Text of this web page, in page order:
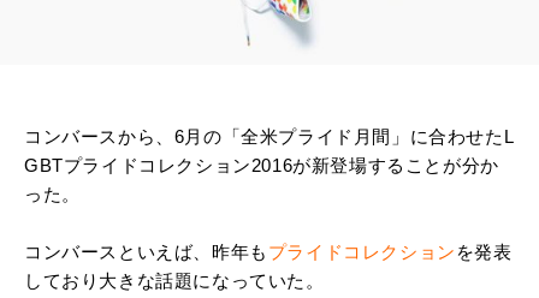
コンバースから、6月の「全米プライド月間」に合わせたL
GBTプライドコレクション2016が新登場することが分か
った。
コンバースといえば、昨年も プライドコレクション を発表
しており大きな話題になっていた。